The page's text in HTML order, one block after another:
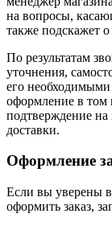
на вопросы,
также подскажет
По результатам
уточнения,
его необходимыми
оформление в том
подтверждение
доставки.
Оформление
Если вы уверены
оформить заказ,